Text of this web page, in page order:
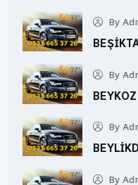
By
By
By
By